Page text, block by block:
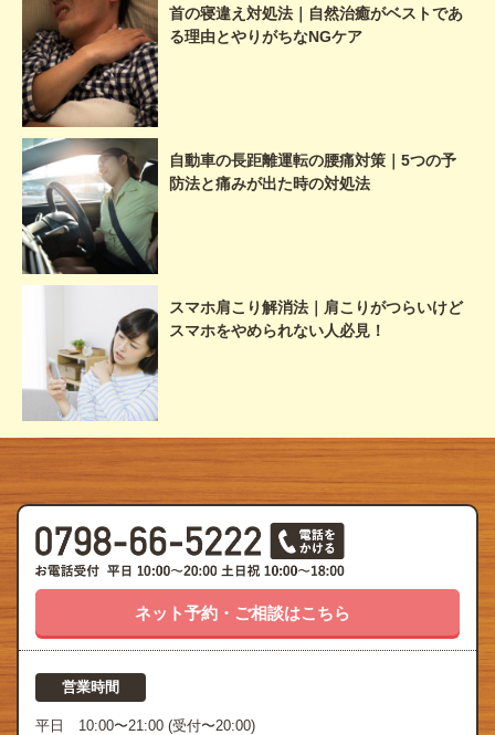
首の寝違え対処法｜自然治癒がベストであ
る理由とやりがちなNGケア
自動車の長距離運転の腰痛対策｜5つの予
防法と痛みが出た時の対処法
スマホ肩こり解消法｜肩こりがつらいけど
スマホをやめられない人必見！
ネット予約・ご相談はこちら
営業時間
平日 10:00〜21:00 (受付〜20:00)